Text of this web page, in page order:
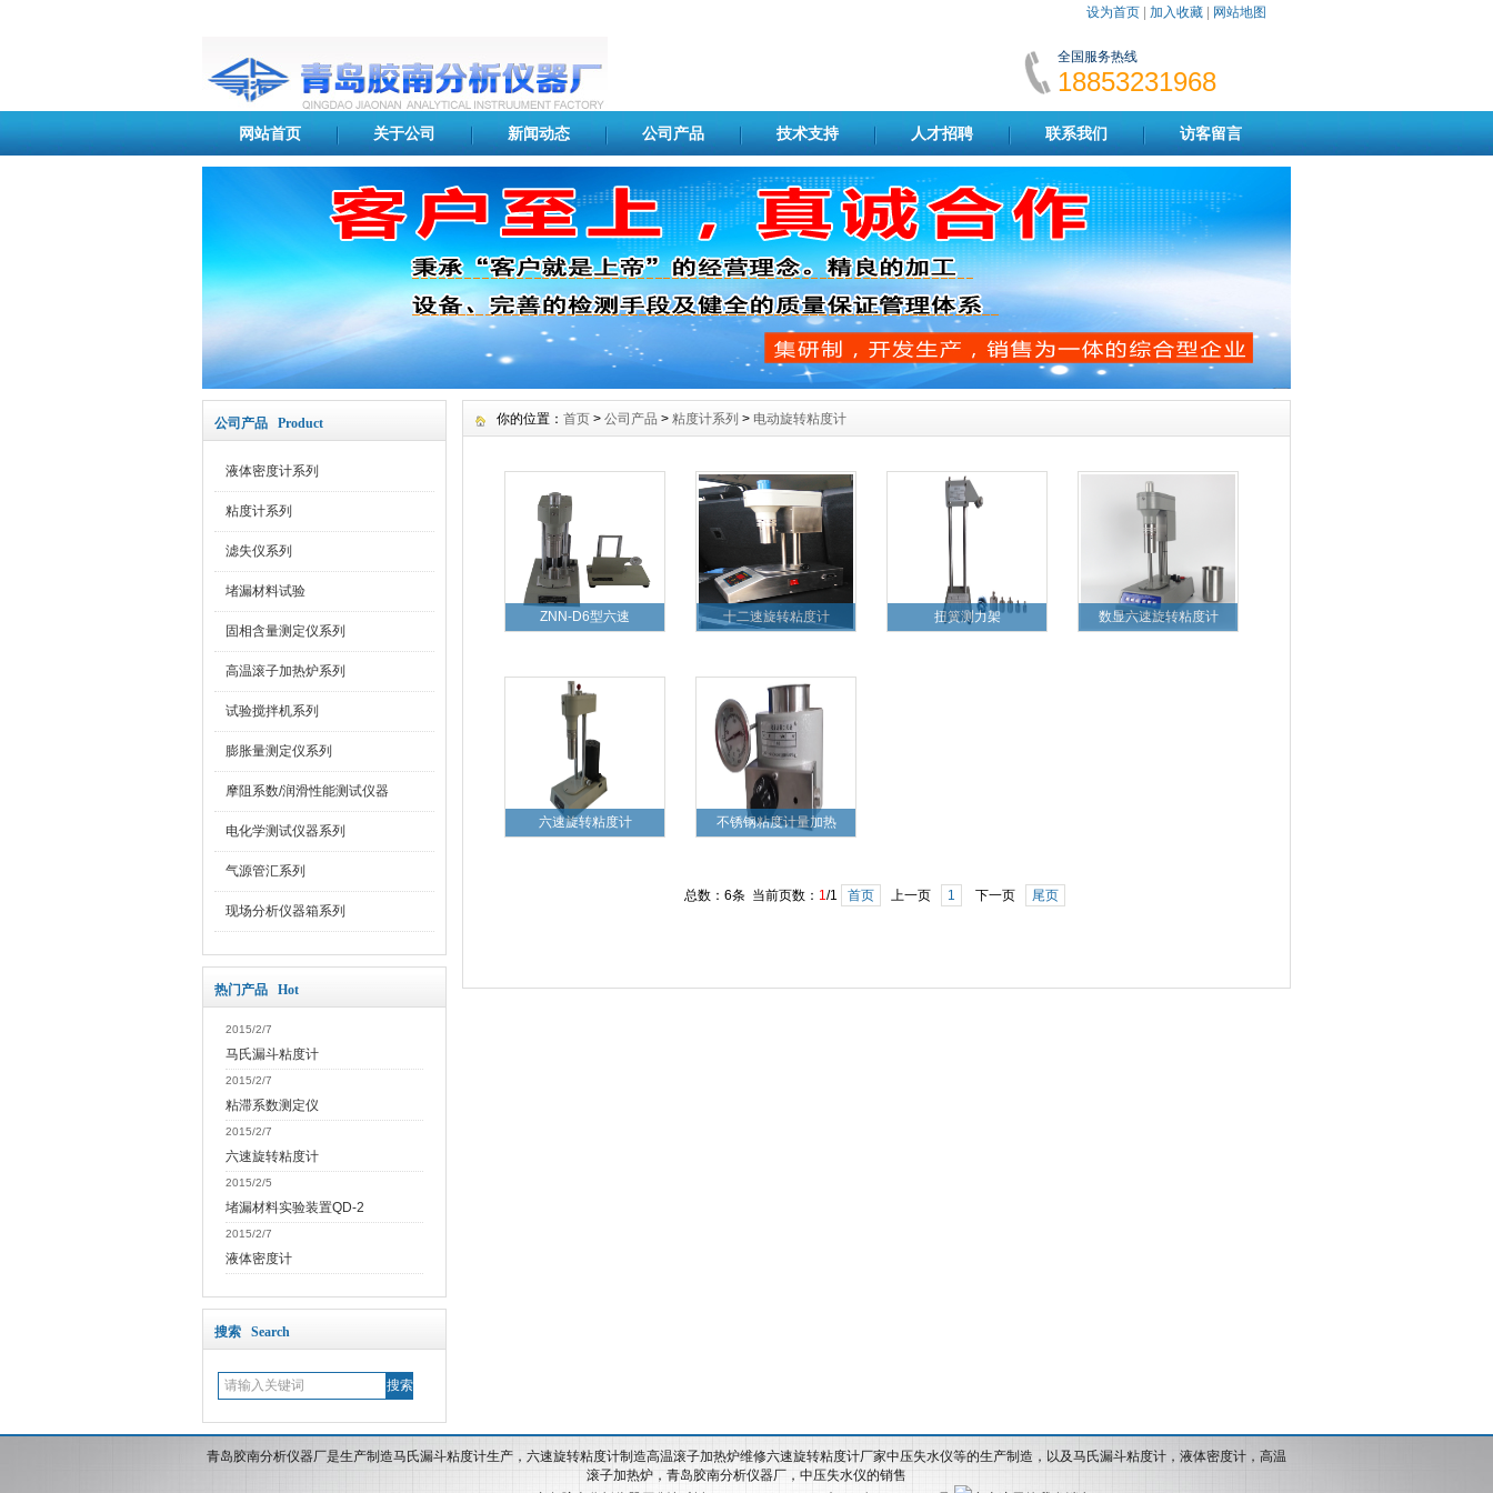
设为首页| 加入收藏| 网站地图
全国服务热线
18853231968
网站首页 关于公司 新闻动态 公司产品 技术支持 人才招聘 联系我们 访客留言
公司产品 Product
液体密度计系列
粘度计系列
滤失仪系列
堵漏材料试验
固相含量测定仪系列
高温滚子加热炉系列
试验搅拌机系列
膨胀量测定仪系列
摩阻系数/润滑性能测试仪器
电化学测试仪器系列
气源管汇系列
现场分析仪器箱系列
热门产品 Hot
2015/2/7
马氏漏斗粘度计
2015/2/7
粘滞系数测定仪
2015/2/7
六速旋转粘度计
2015/2/5
堵漏材料实验装置QD-2
2015/2/7
液体密度计
搜索 Search
你的位置： 首页 > 公司产品 > 粘度计系列 > 电动旋转粘度计
ZNN-D6型六速 十二速旋转粘度计 扭簧测力架 数显六速旋转粘度计
六速旋转粘度计 不锈钢粘度计量加热
总数：6条 当前页数： 1/1 首页 上一页 1 下一页 尾页
青岛胶南分析仪器厂是生产制造马氏漏斗粘度计生产，六速旋转粘度计制造高温滚子加热炉维修六速旋转粘度计厂家中压失水仪等的生产制造，以及马氏漏斗粘度计，液体密度计，高温
滚子加热炉， 青岛胶南分析仪器厂 ，中压失水仪的销售